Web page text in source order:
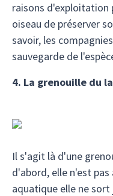
raisons d'exploitation
oiseau de préserver
savoir, les
sauvegarde de
4. La grenouille du
Il s'agit là d'une
d'abord, elle n'est
aquatique elle ne